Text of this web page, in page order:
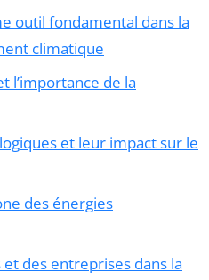
outil fondamental dans la
climatique
l’importance de la
et leur impact sur le
des énergies
des entreprises dans la